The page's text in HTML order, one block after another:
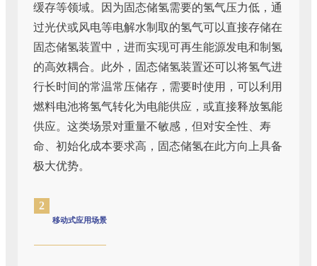
缓存等领域。因为固态储氢需要的氢气压力低，通
过光伏或风电等电解水制取的氢气可以直接存储在
固态储氢装置中，进而实现可再生能源发电和制氢
的高效耦合。此外，固态储氢装置还可以将氢气进
行长时间的常温常压储存，需要时使用，可以利用
燃料电池将氢气转化为电能供应，或直接释放氢能
供应。这类场景对重量不敏感，但对安全性、寿
命、初始化成本要求高，固态储氢在此方向上具备
极大优势。
2
移动式应用场景